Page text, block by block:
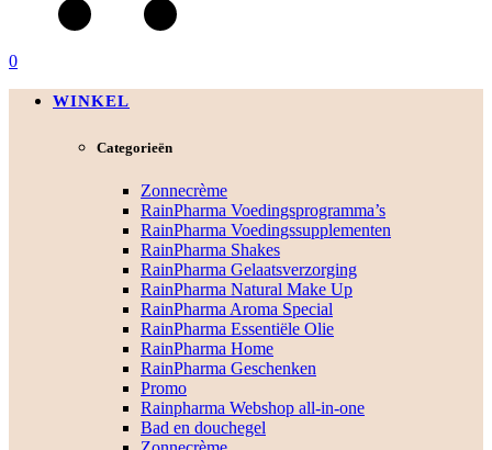
0
WINKEL
Categorieën
Zonnecrème
RainPharma Voedingsprogramma’s
RainPharma Voedingssupplementen
RainPharma Shakes
RainPharma Gelaatsverzorging
RainPharma Natural Make Up
RainPharma Aroma Special
RainPharma Essentiële Olie
RainPharma Home
RainPharma Geschenken
Promo
Rainpharma Webshop all-in-one
Bad en douchegel